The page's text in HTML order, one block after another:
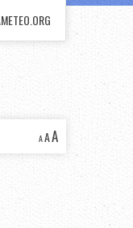
AAA